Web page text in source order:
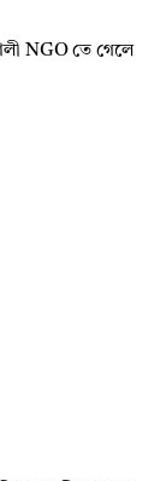
NGO তে গেলে